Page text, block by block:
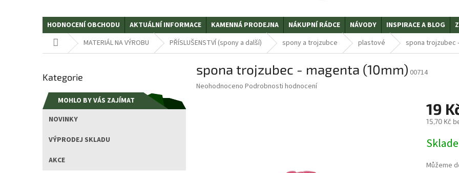
HODNOCENÍ OBCHODU AKTUÁLNÍ INFORMACE KAMENNÁ PRODEJNA NÁKUPNÍ RÁDCE NÁVODY INSPIRACE A BLOG
Domů MATERIÁL NA VÝROBU PŘÍSLUŠENSTVÍ (spony a další) spony a trojzubce plastové spona trojzubec
s
r
kategorie
Kategorie
MOHLO BY VÁS ZAJÍMAT
NOVINKY
VÝPRODEJ SKLADU
AKCE
spona trojzubec - magenta (10mm) 00714
Průměrné
Neohodnoceno Podrobnosti hodnocení
19
15,70 Kč
cena:
Můžeme